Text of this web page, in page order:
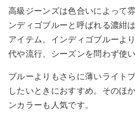
高級ジーンズは色合いによって
ンディゴブルーと呼ばれる濃紺
アイテム。インディゴブルーよ
代や流行、シーズンを問わず使
ブルーよりもさらに薄いライト
したいときにおすすめ。そのほ
ンカラーも人気です。